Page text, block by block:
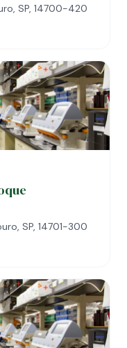
SP, 14700-420
SP, 14701-300